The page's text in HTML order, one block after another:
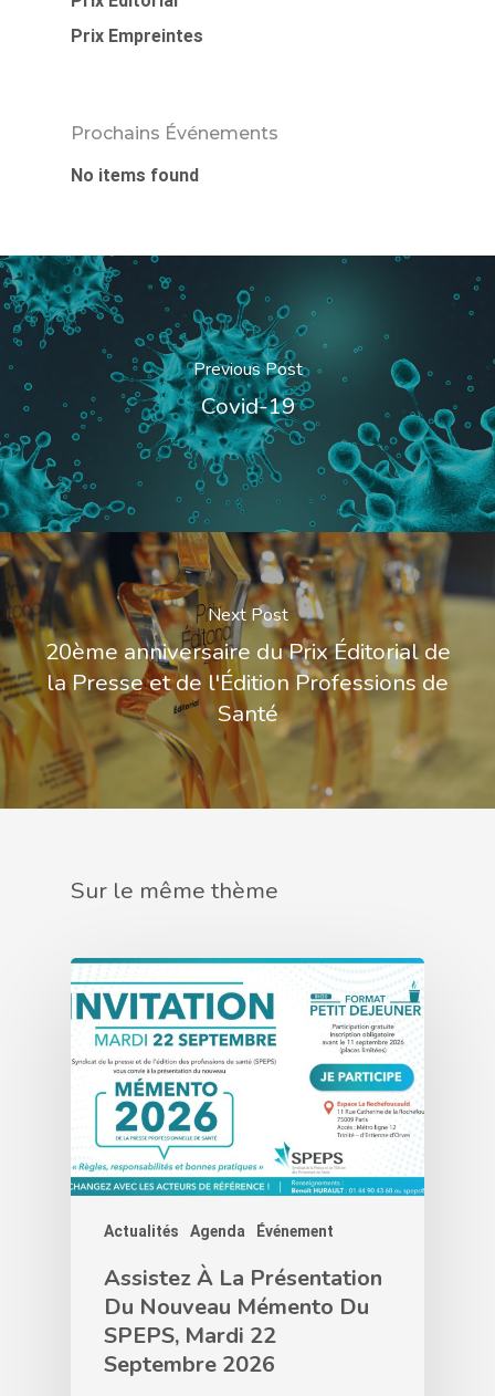
Prix Empreintes
Prochains Événements
No items found
Previous Post
Covid-19
Next Post
20ème anniversaire du Prix Éditorial de
la Presse et de l'Édition Professions de
Santé
Sur le même thème
Actualités Agenda Événement
Assistez À La Présentation
Du Nouveau Mémento Du
SPEPS, Mardi 22
Septembre 2026